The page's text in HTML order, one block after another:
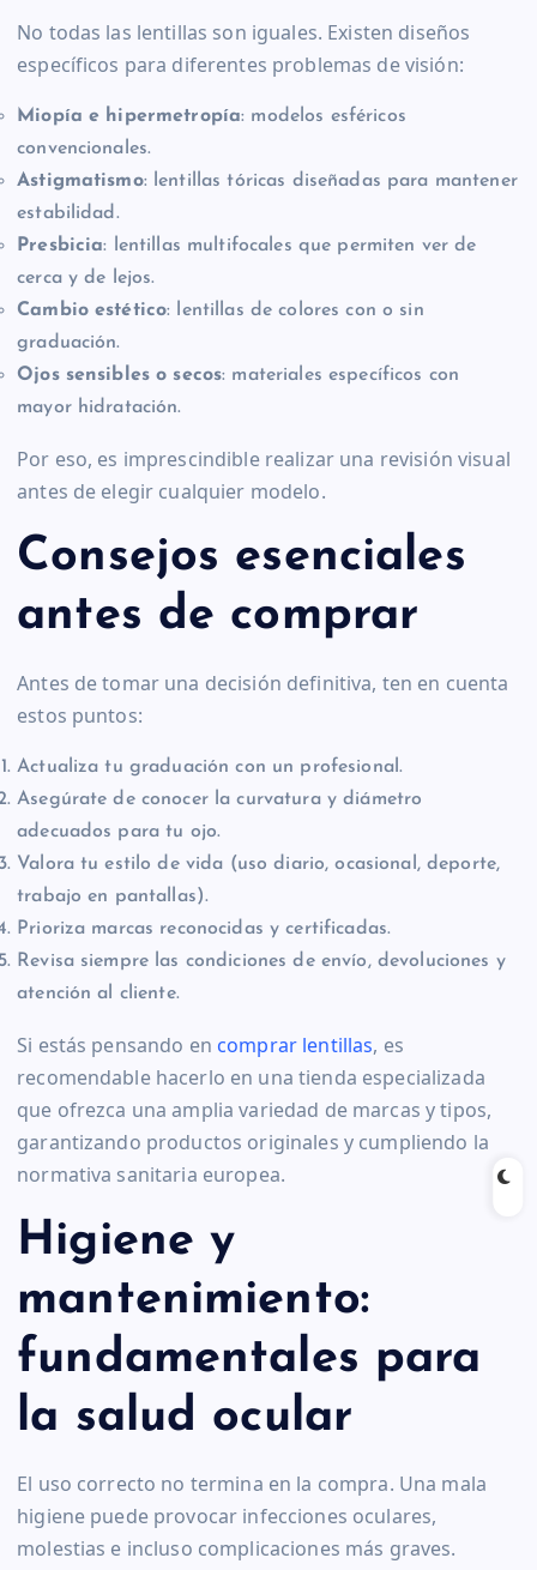
No todas las lentillas son iguales. Existen diseños
específicos para diferentes problemas de visión:
Miopía e hipermetropía: modelos esféricos
convencionales.
Astigmatismo: lentillas tóricas diseñadas para mantener
estabilidad.
Presbicia: lentillas multifocales que permiten ver de
cerca y de lejos.
Cambio estético: lentillas de colores con o sin
graduación.
Ojos sensibles o secos: materiales específicos con
mayor hidratación.
Por eso, es imprescindible realizar una revisión visual
antes de elegir cualquier modelo.
Consejos esenciales
antes de comprar
Antes de tomar una decisión definitiva, ten en cuenta
estos puntos:
Actualiza tu graduación con un profesional.
Asegúrate de conocer la curvatura y diámetro
adecuados para tu ojo.
Valora tu estilo de vida (uso diario, ocasional, deporte,
trabajo en pantallas).
Prioriza marcas reconocidas y certificadas.
Revisa siempre las condiciones de envío, devoluciones y
atención al cliente.
Si estás pensando en comprar lentillas, es
recomendable hacerlo en una tienda especializada
que ofrezca una amplia variedad de marcas y tipos,
garantizando productos originales y cumpliendo la
normativa sanitaria europea.
Higiene y
mantenimiento:
fundamentales para
la salud ocular
El uso correcto no termina en la compra. Una mala
higiene puede provocar infecciones oculares,
molestias e incluso complicaciones más graves.